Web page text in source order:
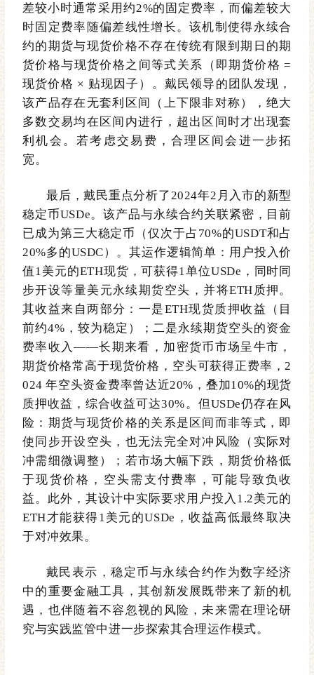
差较小时通常采用约2%的固定费率 ，而偏差较大
时固定费率随偏差线性增长。该机制使得永续合
约的期货与现货价格不存在传统有限到期日 的期
货价格与现货价格之间等式关系（即期货价格 =
现货价格 × 贴现因子）。 戴民领导的团队发现，
该产品存在无套利区间（上下限非对称），绝大
多数交易均在区间内进行，超出区间时才出现套
利机会 。若考虑交易费，合理区间会进一步拓
宽。
最后，戴民重点分析了2024年2月入市的新型
稳定币USDe。该产品与永续合约关联紧密，目前
已成为第三大稳定币（仅次于占 70%的USDT和占
20%多的USDC）。其运作逻辑简单：用户投入价
值1美元的ETH现货，可获得1单位USDe，同时同
步开设等量美元永续期货空头，并将ETH质押。
其收益来自两部分：一是ETH现货质押收益（目
前约4%，较为稳定）；二是永续期货空头的资金
费率收入——长期来看，加密货币市场呈牛市，
期货价格常高于现货价格，空头可获得正费率，2
024 年空头资金费率曾达近20%，叠加10%的现货
质押收益，综合收益可达30%。但USDe仍存在风
险：期货与现货价格的关系是区间而非等式，即
使同步开设空头，也无法完全对冲风险（实际对
冲需细微调整）；若市场大幅下跌，期货价格低
于现货价格，空头需支付费率，可能导致负收
益。此外，其设计中实际要求用户投入1.2美元的
ETH才能获得1美元的USDe，收益高低最终取决
于对冲效果。
戴民表示，稳定币与永续合约作为数字经济
中的重要金融工具，其创新发展既带来了新的机
遇，也伴随着不容忽视的风险，未来需在理论研
究与实践监管中进一步探索其合理运作模式。